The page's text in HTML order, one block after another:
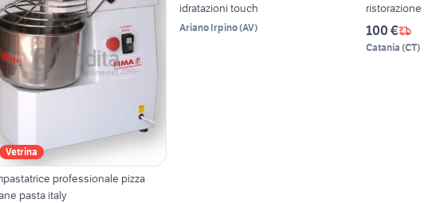
Vetrina
professionale pizza
pasta italy
idratazioni touch
Ariano Irpino(AV)
ristorazione
100 €
Catania (CT)